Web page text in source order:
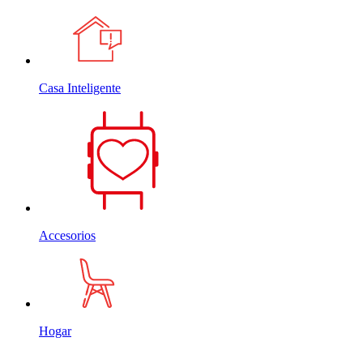
Casa Inteligente
Accesorios
Hogar